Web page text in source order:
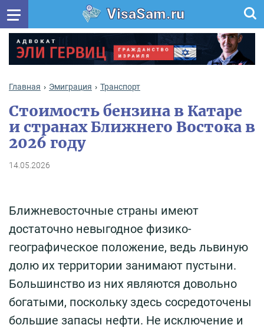
VisaSam.ru
Главная Эмиграция Транспорт
Стоимость бензина в Катаре
и странах Ближнего Востока в
2026 году
14.05.2026
Ближневосточные страны имеют
достаточно невыгодное физико-
географическое положение, ведь львиную
долю их территории занимают пустыни.
Большинство из них являются довольно
богатыми, поскольку здесь сосредоточены
большие запасы нефти. Не исключение и